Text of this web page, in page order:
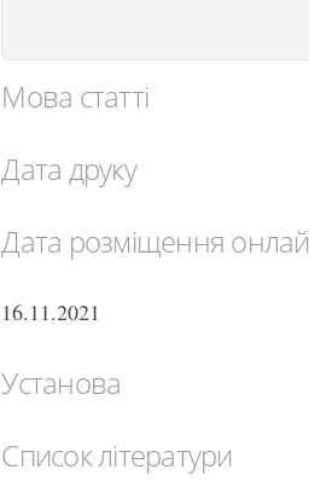
Мова статті
Дата друку
Дата розміщення
16.11.2021
Установа
Список літератури